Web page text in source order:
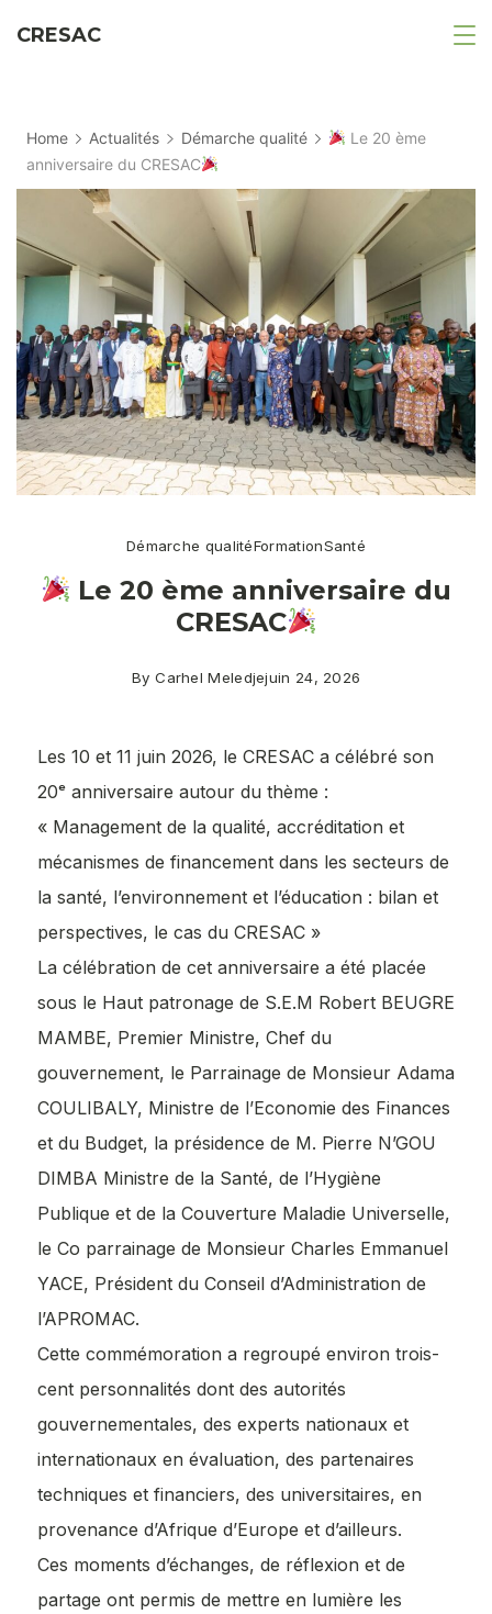
CRESAC
Home Actualités Démarche qualité
Le 20 ème
anniversaire du CRESAC
Démarche qualitéFormationSanté
Le 20 ème anniversaire du
CRESAC
By Carhel Meledjejuin 24, 2026
Les 10 et 11 juin 2026, le CRESAC a célébré son
20ᵉ anniversaire autour du thème :
« Management de la qualité, accréditation et
mécanismes de financement dans les secteurs de
la santé, l’environnement et l’éducation : bilan et
perspectives, le cas du CRESAC »
La célébration de cet anniversaire a été placée
sous le Haut patronage de S.E.M Robert BEUGRE
MAMBE, Premier Ministre, Chef du
gouvernement, le Parrainage de Monsieur Adama
COULIBALY, Ministre de l’Economie des Finances
et du Budget, la présidence de M. Pierre N’GOU
DIMBA Ministre de la Santé, de l’Hygiène
Publique et de la Couverture Maladie Universelle,
le Co parrainage de Monsieur Charles Emmanuel
YACE, Président du Conseil d’Administration de
l’APROMAC.
Cette commémoration a regroupé environ trois-
cent personnalités dont des autorités
gouvernementales, des experts nationaux et
internationaux en évaluation, des partenaires
techniques et financiers, des universitaires, en
provenance d’Afrique d’Europe et d’ailleurs.
Ces moments d’échanges, de réflexion et de
partage ont permis de mettre en lumière les